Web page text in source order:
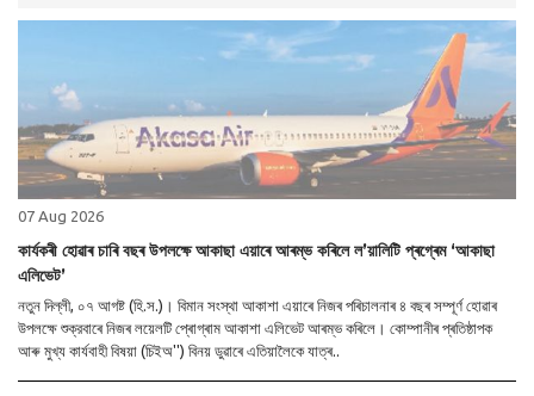
07 Aug 2026
কাৰ্যকৰী হোৱাৰ চাৰি বছৰ উপলক্ষে আকাছা এয়াৰে আৰম্ভ কৰিলে ল’য়ালিটি প্ৰগ্ৰেম ‘আকাছা
এলিভেট’
নতুন দিল্লী, ০৭ আগষ্ট (হি.স.)। বিমান সংস্থা আকাশা এয়াৰে নিজৰ পৰিচালনাৰ ৪ বছৰ সম্পূৰ্ণ হোৱাৰ
উপলক্ষে শুক্রবাৰে নিজৰ লয়েলটি প্ৰোগ্ৰাম আকাশা এলিভেট আৰম্ভ কৰিলে। কোম্পানীৰ প্ৰতিষ্ঠাপক
আৰু মুখ্য কাৰ্যবাহী বিষয়া (চিইঅ'') বিনয় ডুৱাৰে এতিয়ালৈকে যাত্ৰ..